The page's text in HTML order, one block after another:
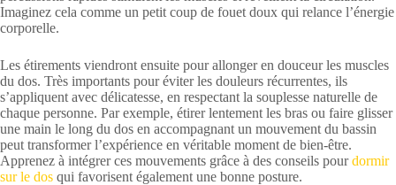
Imaginez cela comme un petit coup de fouet doux qui relance l’énergie
corporelle.
Les étirements viendront ensuite pour allonger en douceur les muscles
du dos. Très importants pour éviter les douleurs récurrentes, ils
s’appliquent avec délicatesse, en respectant la souplesse naturelle de
chaque personne. Par exemple, étirer lentement les bras ou faire glisser
une main le long du dos en accompagnant un mouvement du bassin
peut transformer l’expérience en véritable moment de bien-être.
Apprenez à intégrer ces mouvements grâce à des conseils pourdormir
sur le dos qui favorisent également une bonne posture.